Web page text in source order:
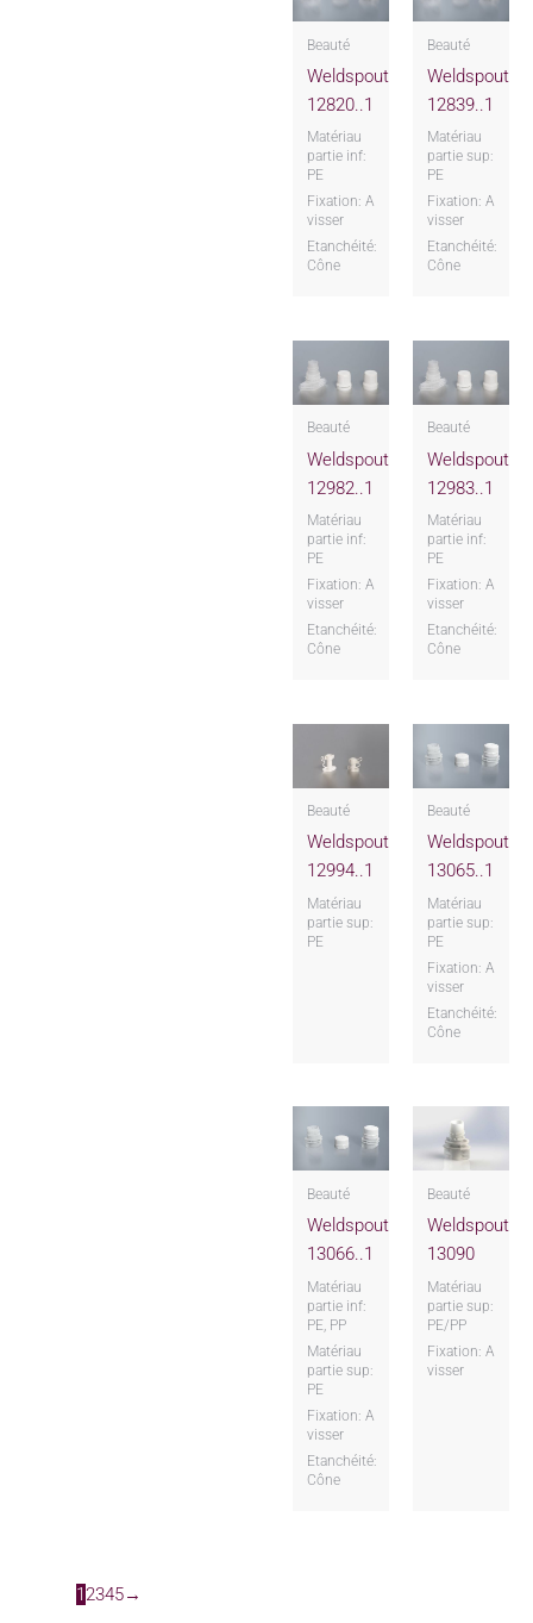
Beauté
Weldspout
12820..1
Matériau
partie inf:
PE
Fixation: A
visser
Etanchéité:
Cône
Beauté
Weldspout
12839..1
Matériau
partie sup:
PE
Fixation: A
visser
Etanchéité:
Cône
Beauté
Weldspout
12982..1
Matériau
partie inf:
PE
Fixation: A
visser
Etanchéité:
Cône
Beauté
Weldspout
12983..1
Matériau
partie inf:
PE
Fixation: A
visser
Etanchéité:
Cône
Beauté
Weldspout
12994..1
Matériau
partie sup:
PE
Beauté
Weldspout
13065..1
Matériau
partie sup:
PE
Fixation: A
visser
Etanchéité:
Cône
Beauté
Weldspout
13066..1
Matériau
partie inf:
PE, PP
Matériau
partie sup:
PE
Fixation: A
visser
Etanchéité:
Cône
Beauté
Weldspout
13090
Matériau
partie sup:
PE/PP
Fixation: A
visser
12345→